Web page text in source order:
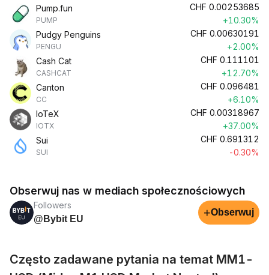
Pump.fun
PUMP
CHF 0.00253685
+10.30%
Pudgy Penguins
PENGU
CHF 0.00630191
+2.00%
Cash Cat
CASHCAT
CHF 0.111101
+12.70%
Canton
CC
CHF 0.096481
+6.10%
IoTeX
IOTX
CHF 0.00318967
+37.00%
Sui
SUI
CHF 0.691312
-0.30%
Obserwuj nas w mediach społecznościowych
Followers
@Bybit EU
+Obserwuj
Często zadawane pytania na temat MM1-